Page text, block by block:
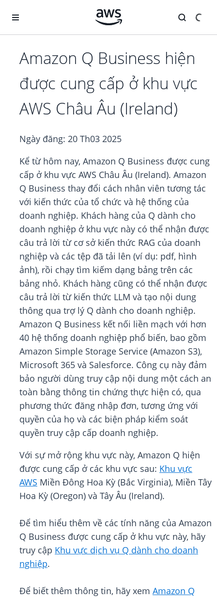
Amazon Q Business hiện
được cung cấp ở khu vực
AWS Châu Âu (Ireland)
Ngày đăng: 20 Th03 2025
Kể từ hôm nay, Amazon Q Business được cung
cấp ở khu vực AWS Châu Âu (Ireland). Amazon
Q Business thay đổi cách nhân viên tương tác
với kiến thức của tổ chức và hệ thống của
doanh nghiệp. Khách hàng của Q dành cho
doanh nghiệp ở khu vực này có thể nhận được
câu trả lời từ cơ sở kiến thức RAG của doanh
nghiệp và các tệp đã tải lên (ví dụ: pdf, hình
ảnh), rồi chạy tìm kiếm dạng bảng trên các
bảng nhỏ. Khách hàng cũng có thể nhận được
câu trả lời từ kiến ​​thức LLM và tạo nội dung
thông qua trợ lý Q dành cho doanh nghiệp.
Amazon Q Business kết nối liền mạch với hơn
40 hệ thống doanh nghiệp phổ biến, bao gồm
Amazon Simple Storage Service (Amazon S3),
Microsoft 365 và Salesforce. Công cụ này đảm
bảo người dùng truy cập nội dung một cách an
toàn bằng thông tin chứng thực hiện có, qua
phương thức đăng nhập đơn, tương ứng với
quyền của họ và các biện pháp kiểm soát
quyền truy cập cấp doanh nghiệp.
Với sự mở rộng khu vực này, Amazon Q hiện
được cung cấp ở các khu vực sau: Khu vực
AWS Miền Đông Hoa Kỳ (Bắc Virginia), Miền Tây
Hoa Kỳ (Oregon) và Tây Âu (Ireland).
Để tìm hiểu thêm về các tính năng của Amazon
Q Business được cung cấp ở khu vực này, hãy
truy cập Khu vực dịch vụ Q dành cho doanh
nghiệp.
Để biết thêm thông tin, hãy xem Amazon Q